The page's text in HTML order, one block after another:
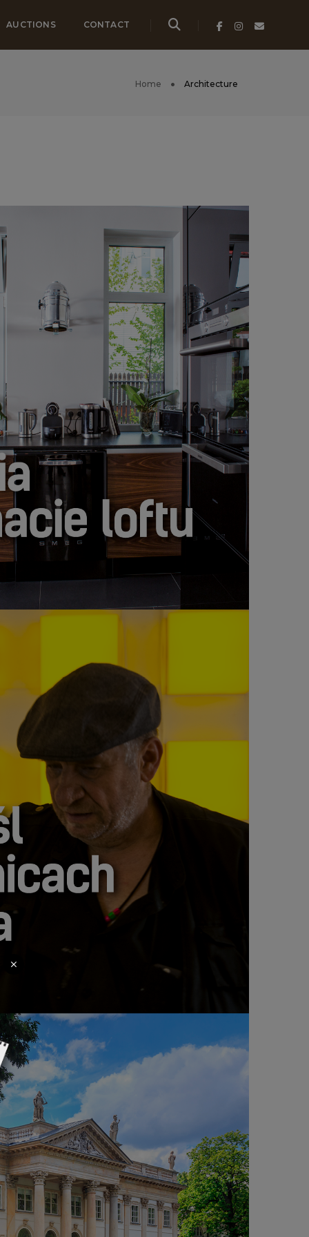
AUCTIONS CONTACT
Home Architecture
LOFTU
ŚWIATŁA